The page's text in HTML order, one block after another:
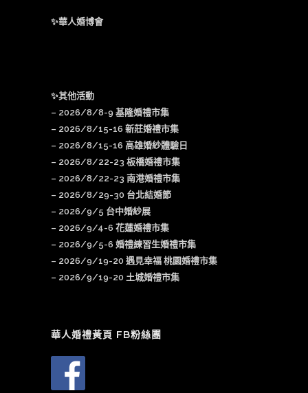
✨華人婚博會
✨其他活動
– 2026/8/8-9 基隆婚禮市集
– 2026/8/15-16 新莊婚禮市集
– 2026/8/15-16 高雄婚紗體驗日
– 2026/8/22-23 板橋婚禮市集
– 2026/8/22-23 南港婚禮市集
– 2026/8/29-30 台北結婚節
– 2026/9/5 台中婚紗展
– 2026/9/4-6 花蓮婚禮市集
– 2026/9/5-6 婚禮練習生婚禮市集
– 2026/9/19-20 遇見幸福 桃園婚禮市集
– 2026/9/19-20 土城婚禮市集
華人婚禮黃頁 FB粉絲團